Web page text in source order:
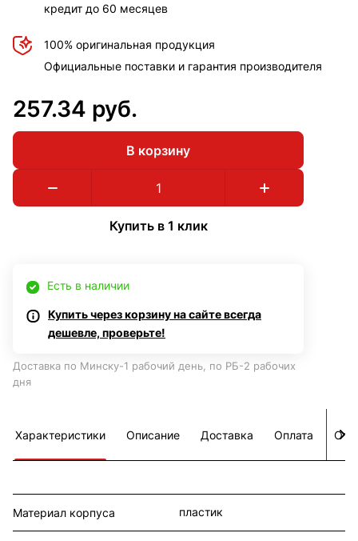
кредит до 60 месяцев
100% оригинальная продукция
Официальные поставки и гарантия производителя
257.34 руб.
В корзину
Купить в 1 клик
Есть в наличии
Купить через корзину на сайте всегда
дешевле, проверьте!
Доставка по Минску-1 рабочий день, по РБ-2 рабочих
дня
Характеристики Описание Доставка Оплата
Материал корпуса пластик